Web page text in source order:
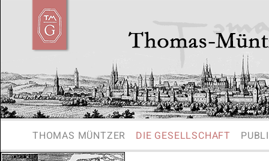
THOMAS MÜNTZER DIE GESELLSCHAFT